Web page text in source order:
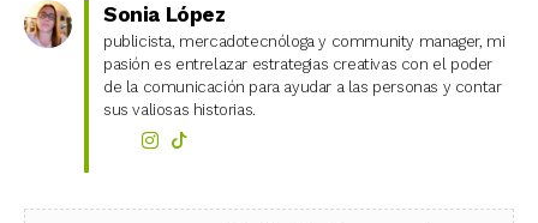
Sonia López
publicista, mercadotecnóloga y community manager, mi
pasión es entrelazar estrategias creativas con el poder
de la comunicación para ayudar a las personas y contar
sus valiosas historias.